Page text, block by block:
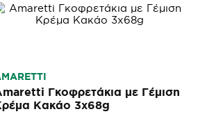
Γκοφρετάκια με Γέμιση
Κακάο 3x68g